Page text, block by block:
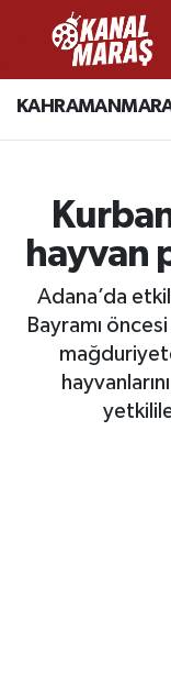
hayvan
Adana’da
Bayramı
CANLI
SPOR
SİYASET
EKONOMİ
GÜNDEM
Süper Lig
Tüm
Son Dakika